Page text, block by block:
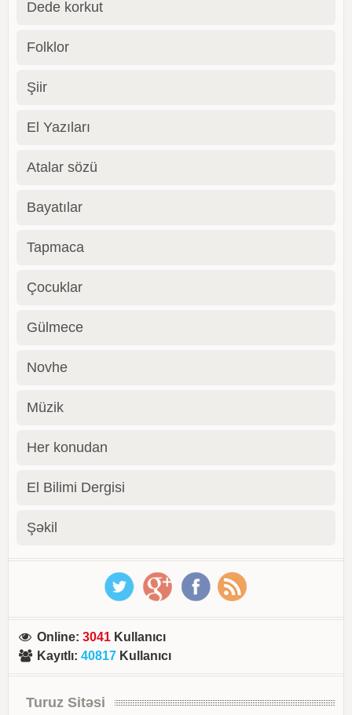
Dede korkut
Folklor
Şiir
El Yazıları
Atalar sözü
Bayatılar
Tapmaca
Çocuklar
Gülmece
Novhe
Müzik
Her konudan
El Bilimi Dergisi
Şəkil
Online:3041 Kullanıcı
Kayıtlı:40817 Kullanıcı
Turuz Sitəsi